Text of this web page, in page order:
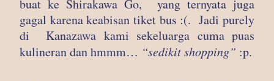
buat ke Shirakawa Go, yang ternyata juga
gagal karena keabisan tiket bus :(. Jadi purely
di Kanazawa kami sekeluarga cuma puas
kulineran dan hmmm… “sedikit shopping” :p.